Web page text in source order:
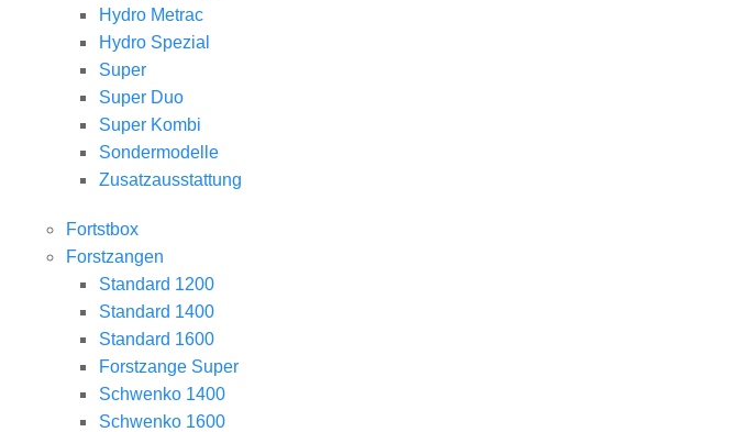
Hydro Metrac
Hydro Spezial
Super
Super Duo
Super Kombi
Sondermodelle
Zusatzausstattung
Fortstbox
Forstzangen
Standard 1200
Standard 1400
Standard 1600
Forstzange Super
Schwenko 1400
Schwenko 1600